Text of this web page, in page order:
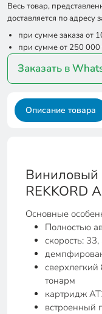
Весь товар,
доставляется по адресу
при сумме заказа от
при сумме от 250 000
Заказать в
Описание товара
Виниловый
REKKORD
Основные
Полностью
скорость:
тонарм
картридж
встроенный